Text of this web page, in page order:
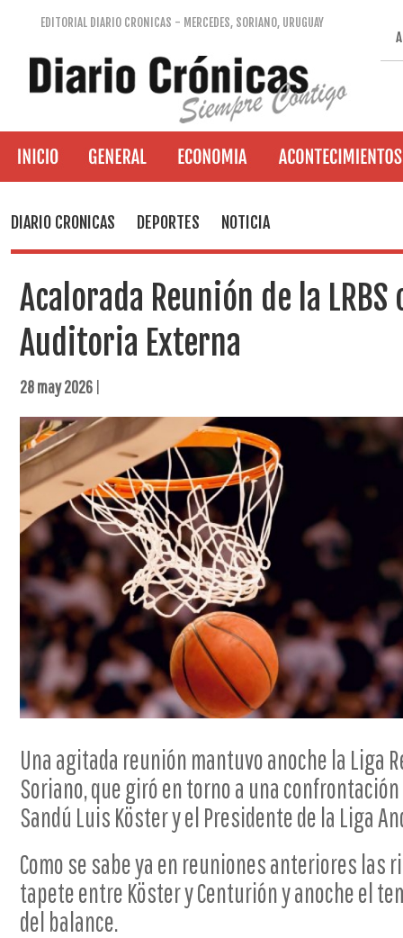
EDITORIAL DIARIO CRONICAS - MERCEDES, SORIANO, URUGUAY
DIARIO CRONICAS DEPORTES NOTICIA
Acalorada Reunión de la
Auditoria Externa
28 may 2026 |
Una agitada reunión mantuvo anoche la Liga
Soriano, que giró en torno a una
Sandú Luis Köster y el Presidente de la Liga
Como se sabe ya en reuniones anteriores las
tapete entre Köster y Centurión y anoche el
del balance.